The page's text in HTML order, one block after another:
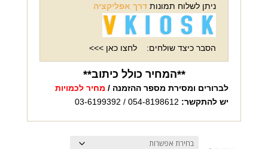
ניתן לשלוח תמונות דרך אפליקציה
הסבר כיצד שולחים: לחצו כאן >>>
**המחיר כולל כיתוב**
לברורים ומסירת מספר ההזמנה / מחיר לכמויות
יש להתקשר: